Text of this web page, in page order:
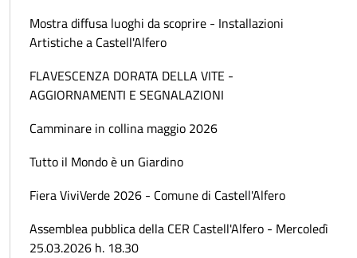
Mostra diffusa luoghi da scoprire - Installazioni
Artistiche a Castell'Alfero
FLAVESCENZA DORATA DELLA VITE -
AGGIORNAMENTI E SEGNALAZIONI
Camminare in collina maggio 2026
Tutto il Mondo è un Giardino
Fiera ViviVerde 2026 - Comune di Castell'Alfero
Assemblea pubblica della CER Castell'Alfero - Mercoledì
25.03.2026 h. 18.30